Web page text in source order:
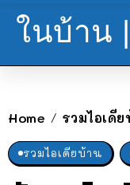
ในบ้าน |
Home / รวมไอเดี
รวมไอเดียบ้าน